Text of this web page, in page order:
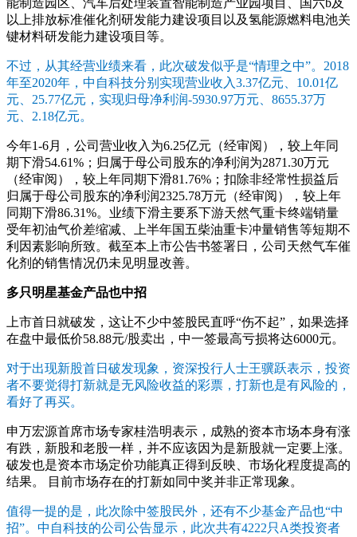
能制造园区、汽车后处理装置智能制造产业园项目、国六b及
以上排放标准催化剂研发能力建设项目以及氢能源燃料电池关
键材料研发能力建设项目等。
不过，从其经营业绩来看，此次破发似乎是“情理之中”。2018
年至2020年，中自科技分别实现营业收入3.37亿元、10.01亿
元、25.77亿元，实现归母净利润-5930.97万元、8655.37万
元、2.18亿元。
今年1-6月，公司营业收入为6.25亿元（经审阅），较上年同
期下滑54.61%；归属于母公司股东的净利润为2871.30万元
（经审阅），较上年同期下滑81.76%；扣除非经常性损益后
归属于母公司股东的净利润2325.78万元（经审阅），较上年
同期下滑86.31%。业绩下滑主要系下游天然气重卡终端销量
受年初油气价差缩减、上半年国五柴油重卡冲量销售等短期不
利因素影响所致。截至本上市公告书签署日，公司天然气车催
化剂的销售情况仍未见明显改善。
多只明星基金产品也中招
上市首日就破发，这让不少中签股民直呼“伤不起”，如果选择
在盘中最低价58.88元/股卖出，中一签最高亏损将达6000元。
对于出现新股首日破发现象，资深投行人士王骥跃表示，投资
者不要觉得打新就是无风险收益的彩票，打新也是有风险的，
看好了再买。
申万宏源首席市场专家桂浩明表示，成熟的资本市场本身有涨
有跌，新股和老股一样，并不应该因为是新股就一定要上涨。
破发也是资本市场定价功能真正得到反映、市场化程度提高的
结果。 目前市场存在的打新如同中奖并非正常现象。
值得一提的是，此次除中签股民外，还有不少基金产品也“中
招”。中自科技的公司公告显示，此次共有4222只A类投资者